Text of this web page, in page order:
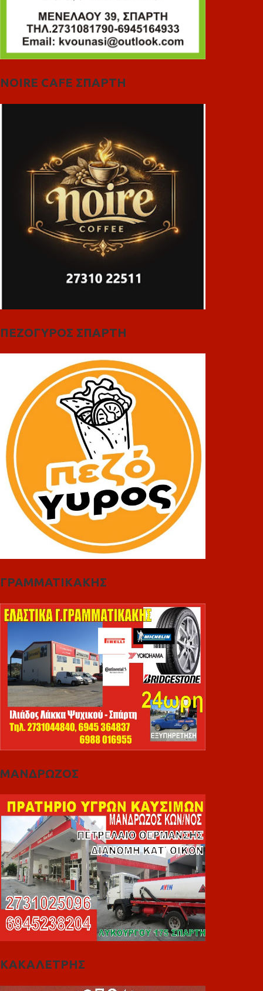
NOIRE CAFE ΣΠΑΡΤΗ
ΠΕΖΟΓΥΡΟΣ ΣΠΑΡΤΗ
ΓΡΑΜΜΑΤΙΚΑΚΗΣ
ΜΑΝΔΡΩΖΟΣ
ΚΑΚΑΛΕΤΡΗΣ